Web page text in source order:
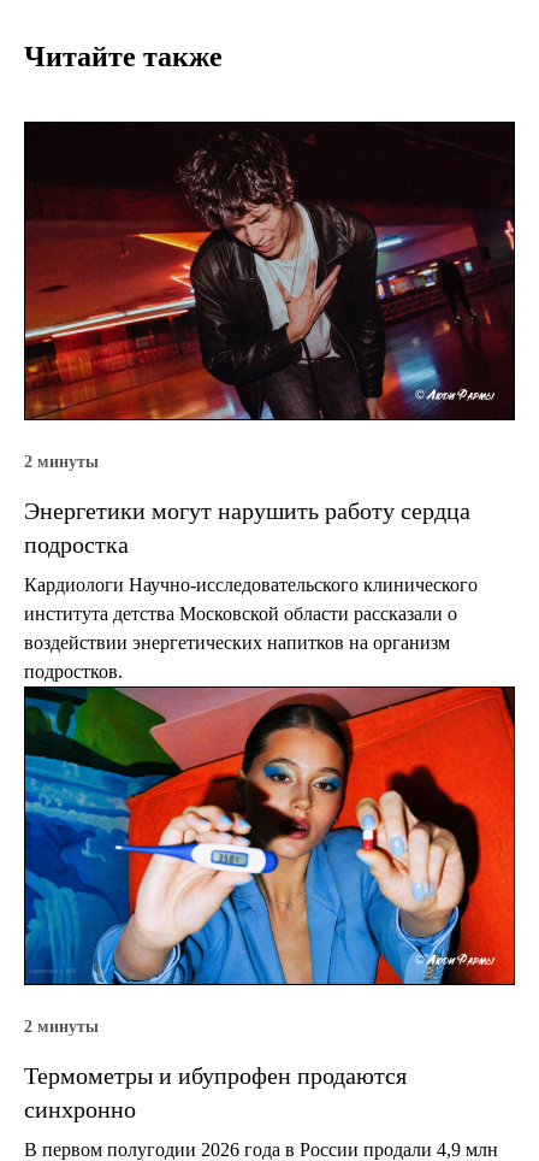
Читайте также
2 минуты
Энергетики могут нарушить работу сердца
подростка
Кардиологи Научно-исследовательского клинического
института детства Московской области рассказали о
воздействии энергетических напитков на организм
подростков.
2 минуты
Термометры и ибупрофен продаются
синхронно
В первом полугодии 2026 года в России продали 4,9 млн